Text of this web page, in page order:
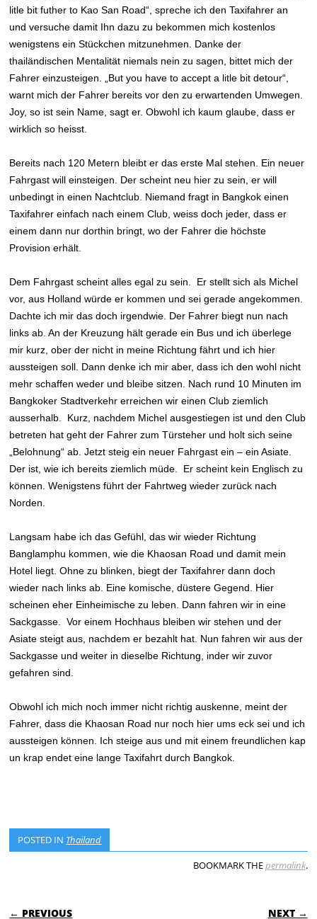
litle bit futher to Kao San Road“, spreche ich den Taxifahrer an
und versuche damit Ihn dazu zu bekommen mich kostenlos
wenigstens ein Stückchen mitzunehmen. Danke der
thailändischen Mentalität niemals nein zu sagen, bittet mich der
Fahrer einzusteigen. „But you have to accept a litle bit detour“,
warnt mich der Fahrer bereits vor den zu erwartenden Umwegen.
Joy, so ist sein Name, sagt er. Obwohl ich kaum glaube, dass er
wirklich so heisst.
Bereits nach 120 Metern bleibt er das erste Mal stehen. Ein neuer
Fahrgast will einsteigen. Der scheint neu hier zu sein, er will
unbedingt in einen Nachtclub. Niemand fragt in Bangkok einen
Taxifahrer einfach nach einem Club, weiss doch jeder, dass er
einem dann nur dorthin bringt, wo der Fahrer die höchste
Provision erhält.
Dem Fahrgast scheint alles egal zu sein. Er stellt sich als Michel
vor, aus Holland würde er kommen und sei gerade angekommen.
Dachte ich mir das doch irgendwie. Der Fahrer biegt nun nach
links ab. An der Kreuzung hält gerade ein Bus und ich überlege
mir kurz, ober der nicht in meine Richtung fährt und ich hier
aussteigen soll. Dann denke ich mir aber, dass ich den wohl nicht
mehr schaffen weder und bleibe sitzen. Nach rund 10 Minuten im
Bangkoker Stadtverkehr erreichen wir einen Club ziemlich
ausserhalb. Kurz, nachdem Michel ausgestiegen ist und den Club
betreten hat geht der Fahrer zum Türsteher und holt sich seine
„Belohnung“ ab. Jetzt steig ein neuer Fahrgast ein – ein Asiate.
Der ist, wie ich bereits ziemlich müde. Er scheint kein Englisch zu
können. Wenigstens führt der Fahrtweg wieder zurück nach
Norden.
Langsam habe ich das Gefühl, das wir wieder Richtung
Banglamphu kommen, wie die Khaosan Road und damit mein
Hotel liegt. Ohne zu blinken, biegt der Taxifahrer dann doch
wieder nach links ab. Eine komische, düstere Gegend. Hier
scheinen eher Einheimische zu leben. Dann fahren wir in eine
Sackgasse. Vor einem Hochhaus bleiben wir stehen und der
Asiate steigt aus, nachdem er bezahlt hat. Nun fahren wir aus der
Sackgasse und weiter in dieselbe Richtung, inder wir zuvor
gefahren sind.
Obwohl ich mich noch immer nicht richtig auskenne, meint der
Fahrer, dass die Khaosan Road nur noch hier ums eck sei und ich
aussteigen können. Ich steige aus und mit einem freundlichen kap
un krap endet eine lange Taxifahrt durch Bangkok.
POSTED IN Thailand
BOOKMARK THEpermalink.
POST NAVIGATION
← PREVIOUS NEXT →